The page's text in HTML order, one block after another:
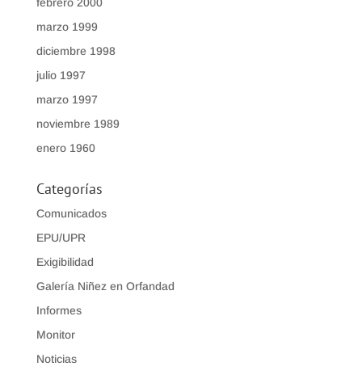
marzo 1999
diciembre 1998
julio 1997
marzo 1997
noviembre 1989
enero 1960
Categorías
Comunicados
EPU/UPR
Exigibilidad
Galería Niñez en Orfandad
Informes
Monitor
Noticias